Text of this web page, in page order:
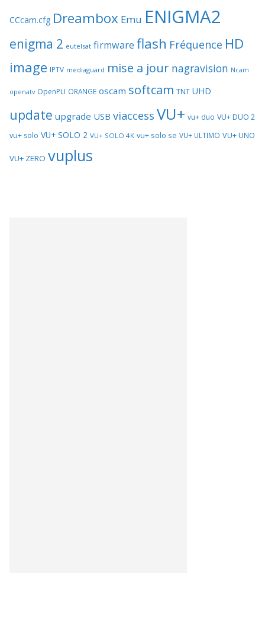
CCcam.cfg Dreambox Emu ENIGMA2
enigma 2 eutelsat firmware flash Fréquence HD
image IPTV mediaguard mise a jour nagravision Ncam
openatv OpenPLI ORANGE oscam softcam TNT UHD
update upgrade USB viaccess VU+ vu+ duo VU+ DUO 2
vu+ solo VU+ SOLO 2 VU+ SOLO 4K vu+ solo se VU+ ULTIMO VU+ UNO
VU+ ZERO vuplus